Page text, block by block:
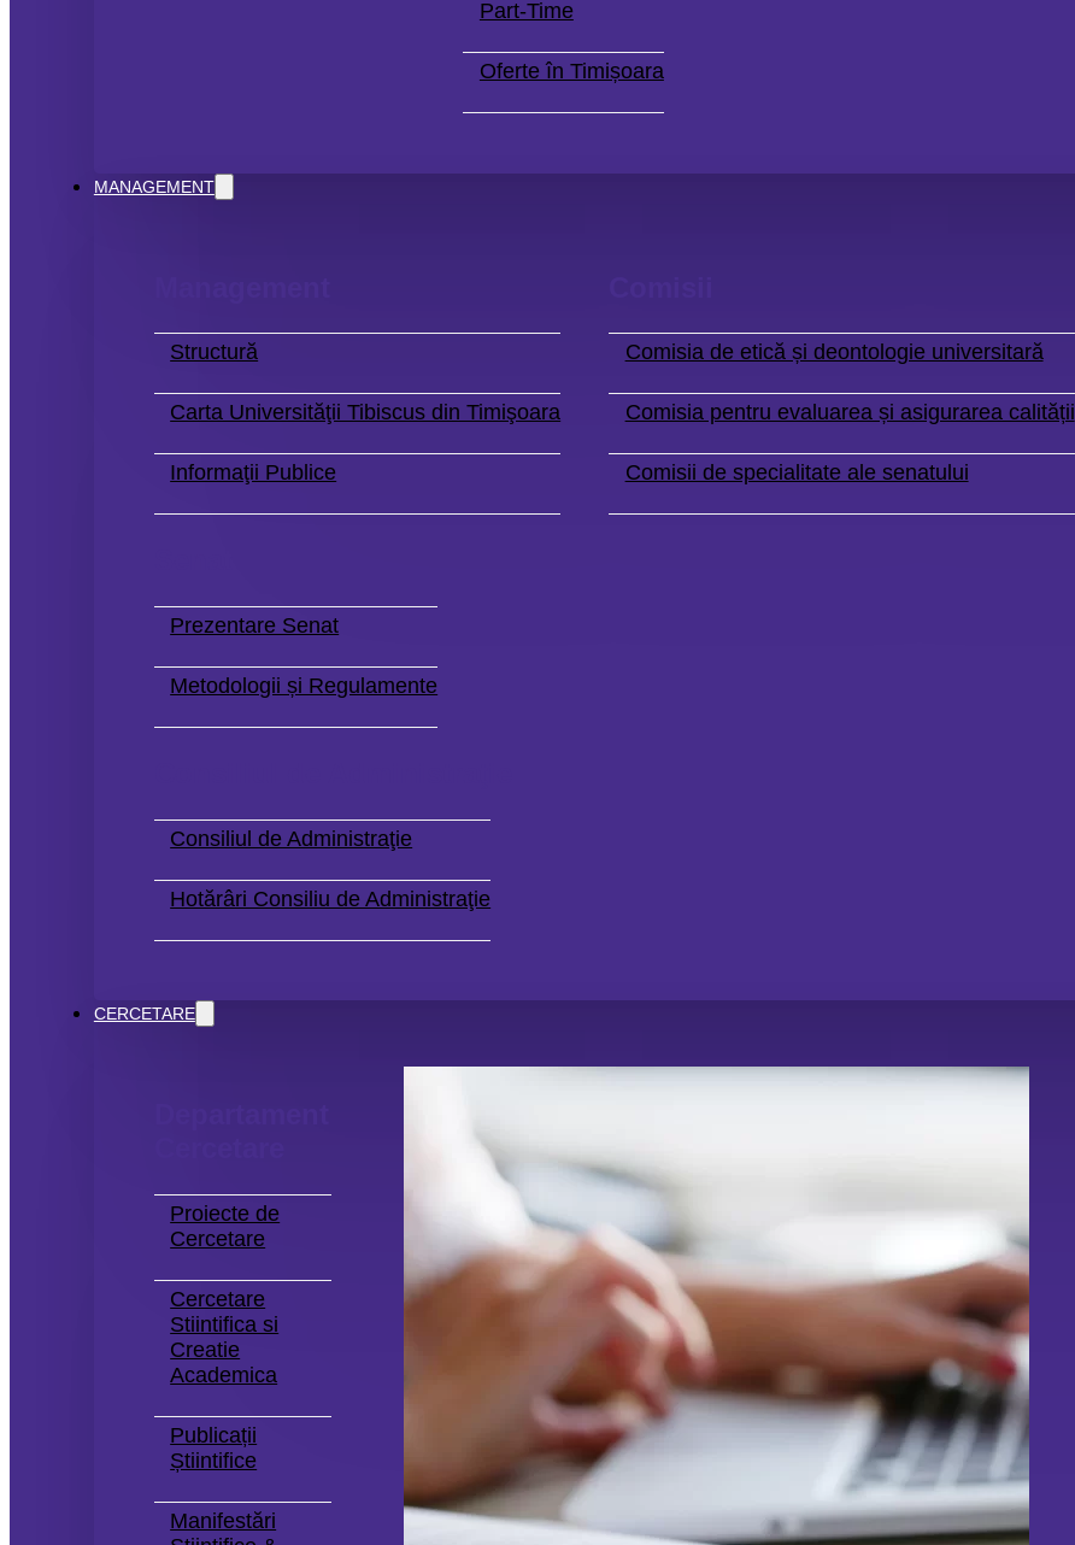
Part-Time
Oferte în Timișoara
MANAGEMENT
Structură
Carta Universităţii Tibiscus din Timişoara
Informaţii Publice
Prezentare Senat
Metodologii și Regulamente
Consiliul de Administraţie
Hotărâri Consiliu de Administraţie
Comisia de etică și deontologie universitară
Comisia pentru evaluarea și asigurarea calității
Comisii de specialitate ale senatului
CERCETARE
Proiecte de
Cercetare
Cercetare
Stiintifica si
Creatie
Academica
Publicații
Știintifice
Manifestări